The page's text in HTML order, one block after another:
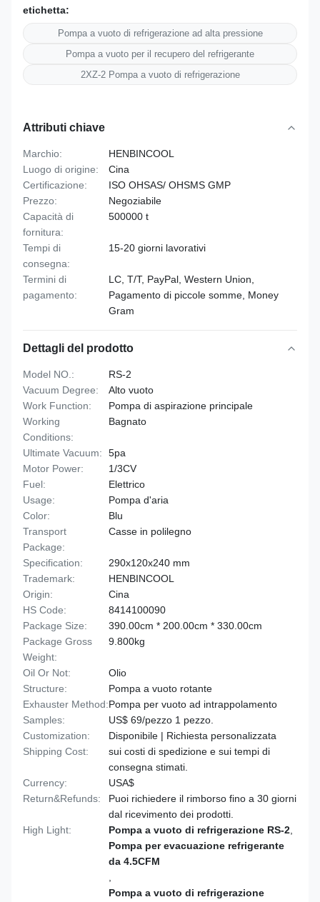
etichetta:
Pompa a vuoto di refrigerazione ad alta pressione
Pompa a vuoto per il recupero del refrigerante
2XZ-2 Pompa a vuoto di refrigerazione
Attributi chiave
Marchio:
HENBINCOOL
Luogo di origine:
Cina
Certificazione:
ISO OHSAS/ OHSMS GMP
Prezzo:
Negoziabile
Capacità di
fornitura:
500000 t
Tempi di
consegna:
15-20 giorni lavorativi
Termini di
pagamento:
LC, T/T, PayPal, Western Union,
Pagamento di piccole somme, Money
Gram
Dettagli del prodotto
Model NO.:
RS-2
Vacuum Degree:
Alto vuoto
Work Function:
Pompa di aspirazione principale
Working
Conditions:
Bagnato
Ultimate Vacuum:
5pa
Motor Power:
1/3CV
Fuel:
Elettrico
Usage:
Pompa d'aria
Color:
Blu
Transport
Package:
Casse in polilegno
Specification:
290x120x240 mm
Trademark:
HENBINCOOL
Origin:
Cina
HS Code:
8414100090
Package Size:
390.00cm * 200.00cm * 330.00cm
Package Gross
Weight:
9.800kg
Oil Or Not:
Olio
Structure:
Pompa a vuoto rotante
Exhauster Method:Pompa per vuoto ad intrappolamento
Samples:
US$ 69/pezzo 1 pezzo.
Customization:
Disponibile | Richiesta personalizzata
Shipping Cost:
sui costi di spedizione e sui tempi di
consegna stimati.
Currency:
USA$
Return&Refunds:
Puoi richiedere il rimborso fino a 30 giorni
dal ricevimento dei prodotti.
High Light:
Pompa a vuoto di refrigerazione RS-2
Pompa per evacuazione refrigerante
da 4.5CFM
Pompa a vuoto di refrigerazione